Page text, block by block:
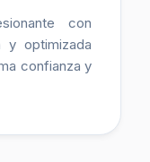
con
y optimizada
confianza y